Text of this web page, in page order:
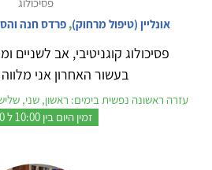
פסיכולוג
אונליין (טיפול מרחוק),פרדס חנה
פסיכולוג קוגניטיבי, אב לשניים
בעשור האחרון אני מלווה
עזרה ראשונה נפשית בימים: ראשון, שני,
זמין היום בין 10:00 ל 15:00